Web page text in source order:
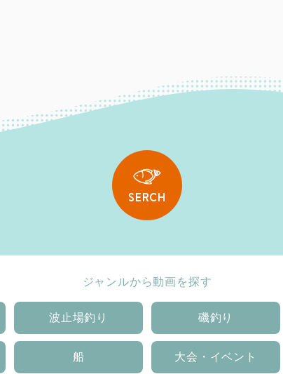
SERCH
ジャンルから動画を探す
波止場釣り 磯釣り
船 大会・イベント